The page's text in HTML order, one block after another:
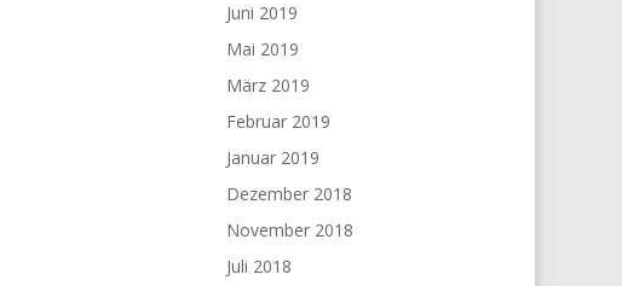
Juni 2019
Mai 2019
März 2019
Februar 2019
Januar 2019
Dezember 2018
November 2018
Juli 2018